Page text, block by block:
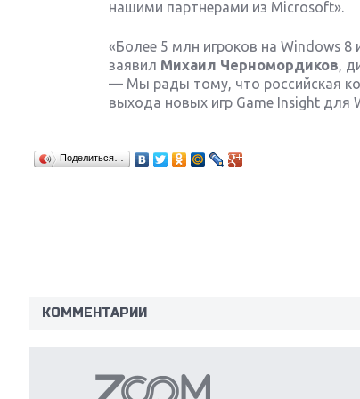
нашими партнерами из Microsoft».
«Более 5 млн игроков на Windows
заявил Михаил Черномордиков,
— Мы рады тому, что российская
выхода новых игр Game Insight для
Поделиться…
КОММЕНТАРИИ